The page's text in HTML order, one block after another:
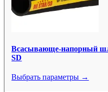
Всасывающе-напорный
SD
Выбрать параметры →